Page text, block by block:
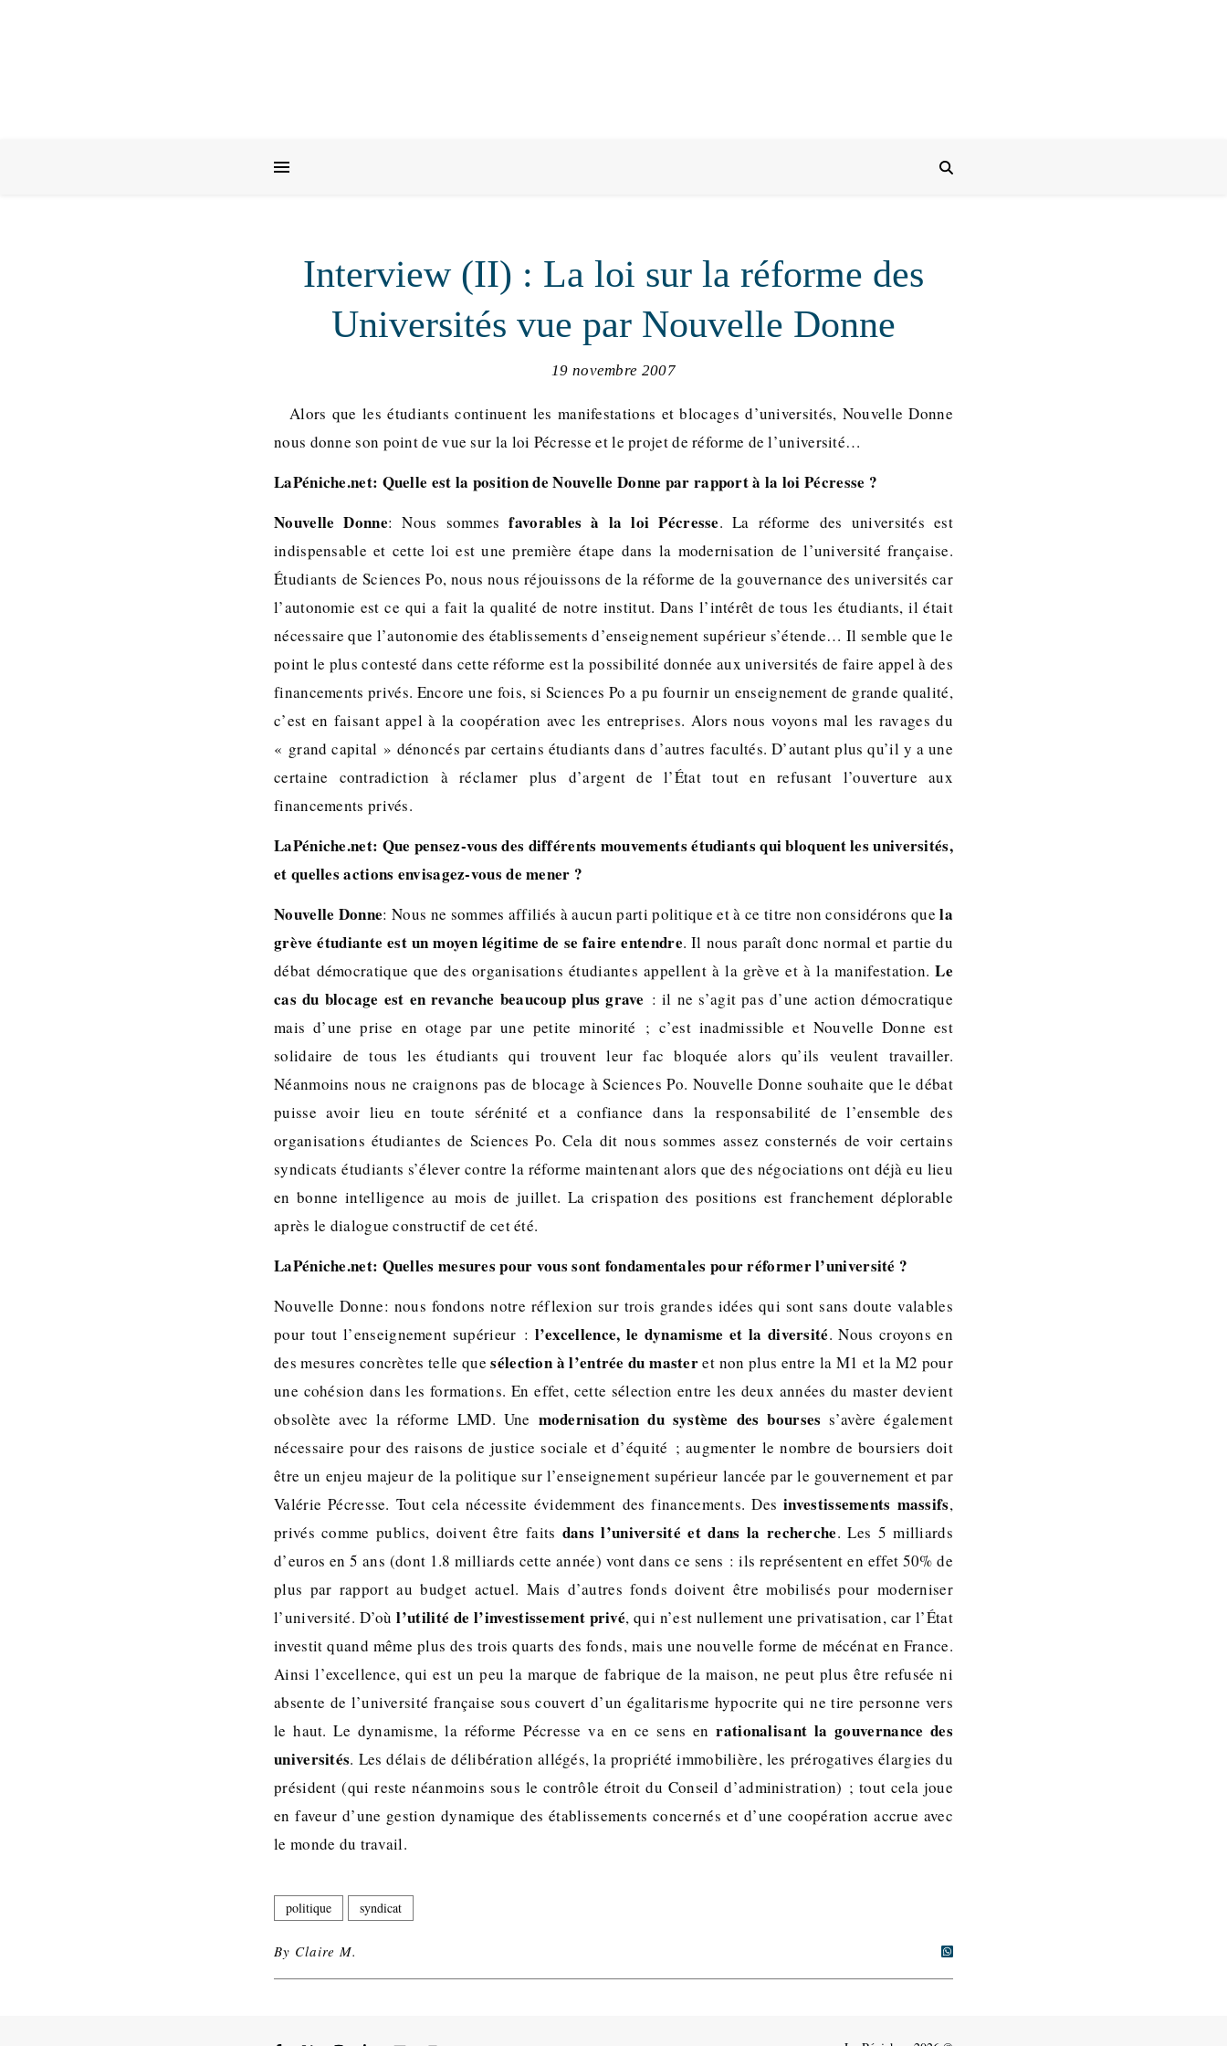
Interview (II) : La loi sur la réforme des
Universités vue par Nouvelle Donne
19 novembre 2007
Alors que les étudiants continuent les manifestations et blocages d’universités, Nouvelle Donne
nous donne son point de vue sur la loi Pécresse et le projet de réforme de l’université…
LaPéniche.net: Quelle est la position de Nouvelle Donne par rapport à la loi Pécresse ?
Nouvelle Donne: Nous sommesfavorables à la loi Pécresse. La réforme des universités est
indispensable et cette loi est une première étape dans la modernisation de l’université française.
Étudiants de Sciences Po, nous nous réjouissons de la réforme de la gouvernance des universités car
l’autonomie est ce qui a fait la qualité de notre institut. Dans l’intérêt de tous les étudiants, il était
nécessaire que l’autonomie des établissements d’enseignement supérieur s’étende… Il semble que le
point le plus contesté dans cette réforme est la possibilité donnée aux universités de faire appel à des
financements privés. Encore une fois, si Sciences Po a pu fournir un enseignement de grande qualité,
c’est en faisant appel à la coopération avec les entreprises. Alors nous voyons mal les ravages du
« grand capital » dénoncés par certains étudiants dans d’autres facultés. D’autant plus qu’il y a une
certaine contradiction à réclamer plus d’argent de l’État tout en refusant l’ouverture aux
financements privés.
LaPéniche.net: Que pensez-vous des différents mouvements étudiants qui bloquent les universités,
et quelles actions envisagez-vous de mener ?
Nouvelle Donne: Nous ne sommes affiliés à aucun parti politique et à ce titre non considérons quela
grève étudiante est un moyen légitime de se faire entendre. Il nous paraît donc normal et partie du
débat démocratique que des organisations étudiantes appellent à la grève et à la manifestation.Le
cas du blocage est en revanche beaucoup plus grave : il ne s’agit pas d’une action démocratique
mais d’une prise en otage par une petite minorité ; c’est inadmissible et Nouvelle Donne est
solidaire de tous les étudiants qui trouvent leur fac bloquée alors qu’ils veulent travailler.
Néanmoins nous ne craignons pas de blocage à Sciences Po. Nouvelle Donne souhaite que le débat
puisse avoir lieu en toute sérénité et a confiance dans la responsabilité de l’ensemble des
organisations étudiantes de Sciences Po. Cela dit nous sommes assez consternés de voir certains
syndicats étudiants s’élever contre la réforme maintenant alors que des négociations ont déjà eu lieu
en bonne intelligence au mois de juillet. La crispation des positions est franchement déplorable
après le dialogue constructif de cet été.
LaPéniche.net: Quelles mesures pour vous sont fondamentales pour réformer l’université ?
Nouvelle Donne: nous fondons notre réflexion sur trois grandes idées qui sont sans doute valables
pour tout l’enseignement supérieur : l’excellence, le dynamisme et la diversité. Nous croyons en
des mesures concrètes telle quesélection à l’entrée du masteret non plus entre la M1 et la M2 pour
une cohésion dans les formations. En effet, cette sélection entre les deux années du master devient
obsolète avec la réforme LMD. Une modernisation du système des bourses s’avère également
nécessaire pour des raisons de justice sociale et d’équité ; augmenter le nombre de boursiers doit
être un enjeu majeur de la politique sur l’enseignement supérieur lancée par le gouvernement et par
Valérie Pécresse. Tout cela nécessite évidemment des financements. Desinvestissements massifs,
privés comme publics, doivent être faits dans l’université et dans la recherche. Les 5 milliards
d’euros en 5 ans (dont 1.8 milliards cette année) vont dans ce sens : ils représentent en effet 50% de
plus par rapport au budget actuel. Mais d’autres fonds doivent être mobilisés pour moderniser
l’université. D’oùl’utilité de l’investissement privé, qui n’est nullement une privatisation, car l’État
investit quand même plus des trois quarts des fonds, mais une nouvelle forme de mécénat en France.
Ainsi l’excellence, qui est un peu la marque de fabrique de la maison, ne peut plus être refusée ni
absente de l’université française sous couvert d’un égalitarisme hypocrite qui ne tire personne vers
le haut. Le dynamisme, la réforme Pécresse va en ce sens enrationalisant la gouvernance des
universités. Les délais de délibération allégés, la propriété immobilière, les prérogatives élargies du
président (qui reste néanmoins sous le contrôle étroit du Conseil d’administration) ; tout cela joue
en faveur d’une gestion dynamique des établissements concernés et d’une coopération accrue avec
le monde du travail.
politique syndicat
By Claire M.